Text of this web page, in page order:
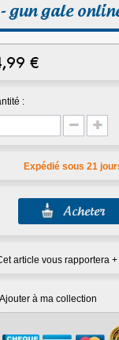
gale
€
:
Expédié sous 21
article vous rapportera +
Ajouter à ma collection